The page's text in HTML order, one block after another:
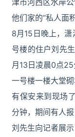
津市河西区水岸
他们家的“私人面积
8月15日晚上，
号楼的住户刘先
月13日凌晨0点
一号楼一楼大堂
有保安来到现场
分钟，期间有人
刘先生向记者展